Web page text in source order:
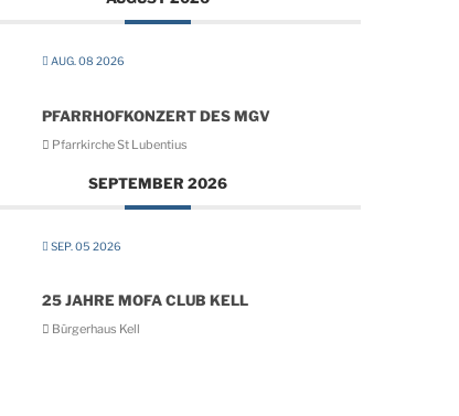
AUG. 08 2026
PFARRHOFKONZERT DES MGV
Pfarrkirche St Lubentius
SEPTEMBER 2026
SEP. 05 2026
25 JAHRE MOFA CLUB KELL
Bürgerhaus Kell